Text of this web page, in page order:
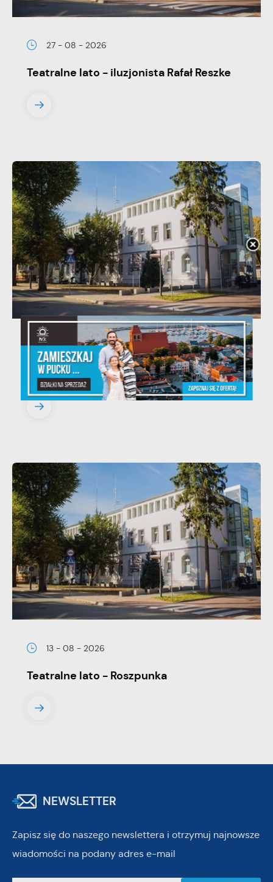
27 - 08 - 2026
Teatralne lato - iluzjonista Rafał Reszke
20 - 08 - 2026
Teatralne lato - Zdrowo i kolorowo
13 - 08 - 2026
Teatralne lato - Roszpunka
NEWSLETTER
Zapisz się do naszego newslettera i otrzymuj najnowsze
wiadomości na podany adres e-mail